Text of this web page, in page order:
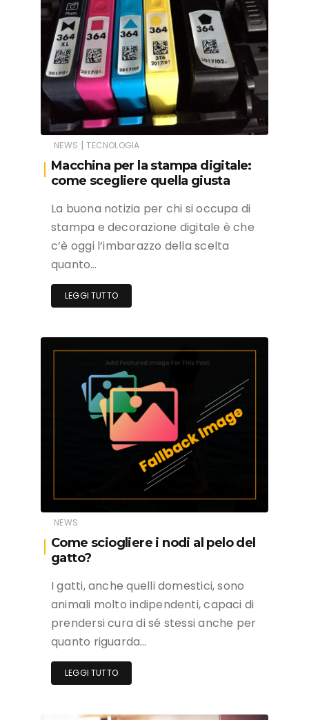
NEWS | TECNOLOGIA
Macchina per la stampa digitale:
come scegliere quella giusta
La buona notizia per chi si occupa di
stampa e decorazione digitale è che
c’è oggi l’imbarazzo della scelta
quanto…
LEGGI TUTTO
NEWS
Come sciogliere i nodi al pelo del
gatto?
I gatti, anche quelli domestici, sono
animali molto indipendenti, capaci di
prendersi cura di sé stessi anche per
quanto riguarda…
LEGGI TUTTO